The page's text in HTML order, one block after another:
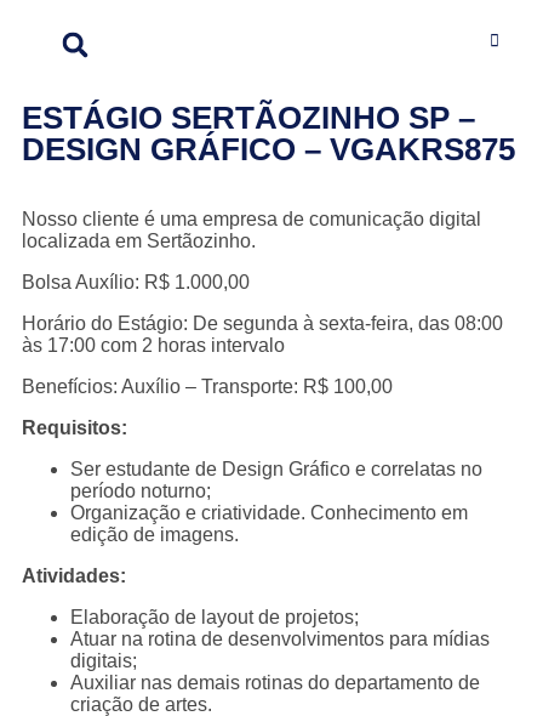
ESTÁGIO SERTÃOZINHO SP –
DESIGN GRÁFICO – VGAKRS875
Nosso cliente é uma empresa de comunicação digital
localizada em Sertãozinho.
Bolsa Auxílio: R$ 1.000,00
Horário do Estágio: De segunda à sexta-feira, das 08:00
às 17:00 com 2 horas intervalo
Benefícios: Auxílio – Transporte: R$ 100,00
Requisitos:
Ser estudante de Design Gráfico e correlatas no
período noturno;
Organização e criatividade. Conhecimento em
edição de imagens.
Atividades:
Elaboração de layout de projetos;
Atuar na rotina de desenvolvimentos para mídias
digitais;
Auxiliar nas demais rotinas do departamento de
criação de artes.